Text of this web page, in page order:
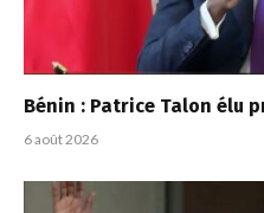
Bénin : Patrice Talon élu
6 août 2026